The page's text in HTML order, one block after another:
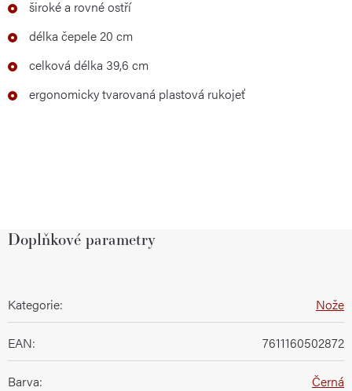
široké a rovné ostří
délka čepele 20 cm
celková délka 39,6 cm
ergonomicky tvarovaná plastová rukojeť
Doplňkové parametry
Kategorie: Nože
EAN: 7611160502872
Barva: Černá